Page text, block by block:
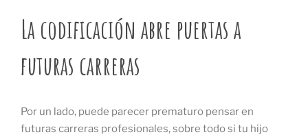
La codificación abre puertas a
futuras carreras
Por un lado, puede parecer prematuro pensar en
futuras carreras profesionales, sobre todo si tu hijo